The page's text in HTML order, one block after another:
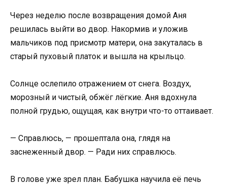
Через неделю после возвращения домой Аня
решилась выйти во двор. Накормив и уложив
мальчиков под присмотр матери, она закуталась в
старый пуховый платок и вышла на крыльцо.
Солнце ослепило отражением от снега. Воздух,
морозный и чистый, обжёг лёгкие. Аня вдохнула
полной грудью, ощущая, как внутри что-то оттаивает.
— Справлюсь, — прошептала она, глядя на
заснеженный двор. — Ради них справлюсь.
В голове уже зрел план. Бабушка научила её печь